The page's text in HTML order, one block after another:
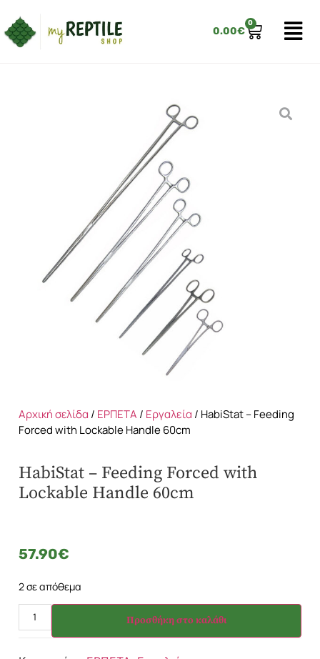
0.00€
0
Αρχική σελίδα / ΕΡΠΕΤΑ / Εργαλεία / HabiStat – Feeding
Forced with Lockable Handle 60cm
HabiStat – Feeding Forced with
Lockable Handle 60cm
57.90€
2 σε απόθεμα
Προσθήκη στο καλάθι